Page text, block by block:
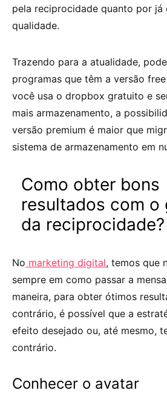
pela reciprocidade quanto por já
qualidade.
Trazendo para a atualidade,
programas que têm a versão
você usa o dropbox gratuito e
mais armazenamento, a
versão premium é maior que
sistema de armazenamento em
Como obter bons
resultados com o
da reciprocidade?
No marketing digital, temos que
sempre em como passar a
maneira, para obter ótimos
contrário, é possível que a
efeito desejado ou, até mesmo,
contrário.
Conhecer o avatar